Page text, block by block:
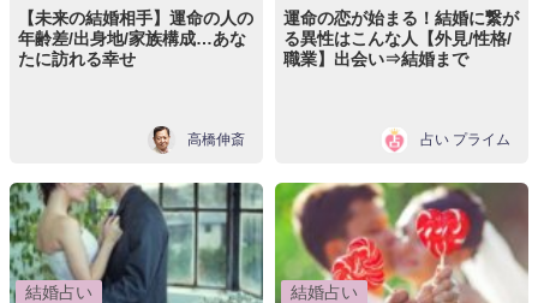
【未来の結婚相手】運命の人の
年齢差/出身地/家族構成…あな
たに訪れる幸せ
高橋伸斎
運命の恋が始まる！結婚に繋が
る異性はこんな人【外見/性格/
職業】出会い⇒結婚まで
占い プライム
結婚占い
結婚占い